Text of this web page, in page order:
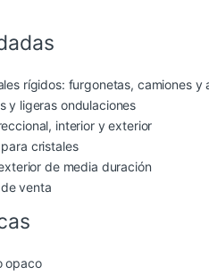
rígidos: furgonetas, camiones y
y ligeras ondulaciones
interior y exterior
cristales
de media duración
venta
opaco